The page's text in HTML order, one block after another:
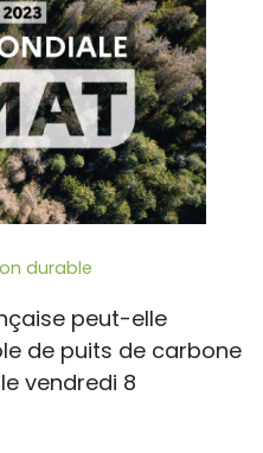
durable
peut-elle
de puits de carbone
vendredi 8